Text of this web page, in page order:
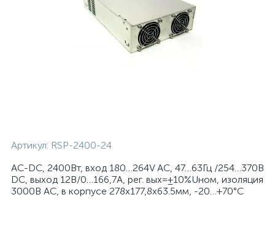
Артикул: RSP-2400-24
AC-DC, 2400Вт, вход 180…264V AC, 47…63Гц /254…370В
DC, выход 12В/0…166,7A, рег. вых=±10%Uном, изоляция
3000В AC, в корпусе 278х177,8х63.5мм, -20…+70°С